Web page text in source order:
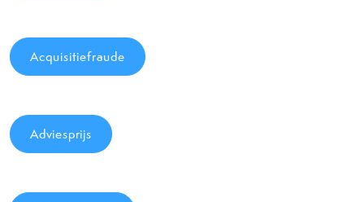
Acquisitiefraude
Adviesprijs